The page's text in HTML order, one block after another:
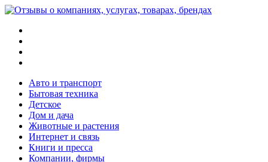
Авто и транспорт
Бытовая техника
Детское
Дом и дача
Животные и растения
Интернет и связь
Книги и пресса
Компании, фирмы